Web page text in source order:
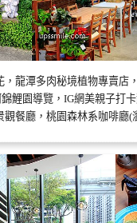
，龍潭多肉秘境植物專賣店
鯉園導覽，IG網美親子打
觀餐廳，桃園森林系咖啡廳(